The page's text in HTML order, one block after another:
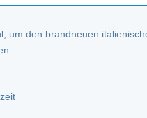
um den brandneuen